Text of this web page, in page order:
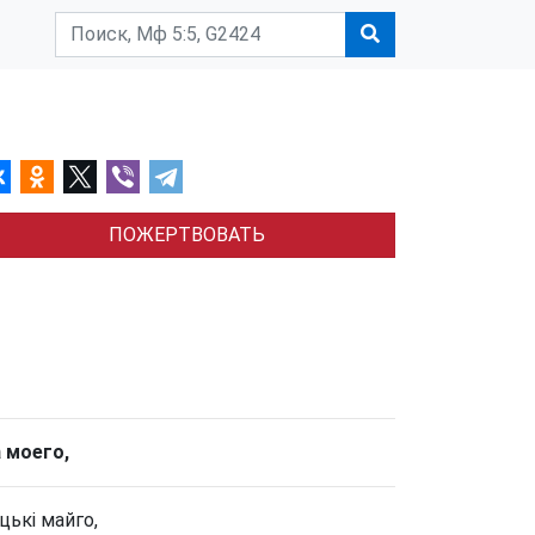
ПОЖЕРТВОВАТЬ
моего,
майго,